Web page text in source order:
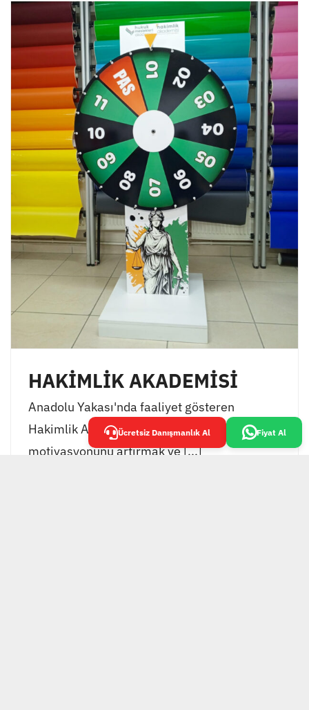
HAKİMLİK AKADEMİSİ
Anadolu Yakası'nda faaliyet gösteren
Hakimlik Akademisi, öğrencilerinin
motivasyonunu artırmak ve [...]
Ücretsiz Danışmanlık Al Fiyat Al